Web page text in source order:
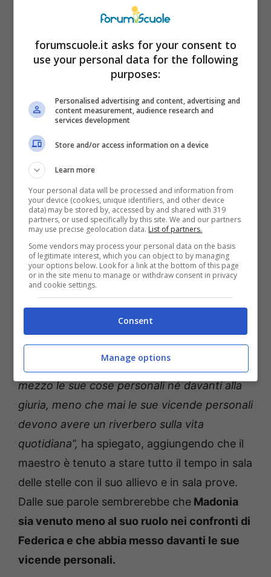
lasciare il suo posto a causa di divergenze
nel comunicato social. La conduttrice, nel
contenitore di informazione di Rai Uno, ha
accadeva dietro le quinte.
Ballando con le stelle, la rivelazione di Milly Carlucci: non
era mai accaduto prima in trasmissione (Foto Ansa)
“Il maestro sta accanto all’allievo, davanti alla
giuria difende l’allievo, sempre. Non mette in
mezzo le sue cose personali né davanti alla
giuria, meno che mai le sue vicende personali
devono avere un riverbero sulla vita
quotidiana”, ha spiegato, aggiungendo che il
maestro è tenuto a stare tutto il tempo in sala
delle stelle con il suo allievo e in sala prove.
Dalle sue parole sembrerebbe che Madonia
sia venuto meno al suo ruolo nei confronti di
Federica e che abbia messo davanti le sue
vicende personali.
forumscuole.it asks for your consent to
use your personal data for the following
purposes:
Personalised advertising and content, advertising and
content measurement, audience research and
services development
Store and/or access information on a device
Learn more
Your personal data will be processed and information from
your device (cookies, unique identifiers, and other device
data) may be stored by, accessed by and shared with 319
partners, or used specifically by this site. We and our partners
may use precise geolocation data. List of partners.
Some vendors may process your personal data on the basis
of legitimate interest, which you can object to by managing
your options below. Look for a link at the bottom of this page
or in the site menu to manage or withdraw consent in privacy
and cookie settings.
Consent
Manage options